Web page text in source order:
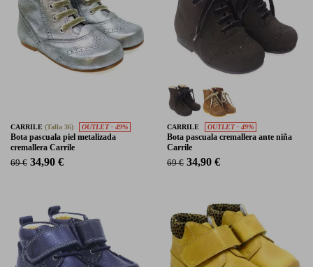
CARRILE (Talla 36) OUTLET - 49%
Bota pascuala piel metalizada
cremallera Carrile
69 € 34,90 €
CARRILE OUTLET - 49%
Bota pascuala cremallera ante niña
Carrile
69 € 34,90 €